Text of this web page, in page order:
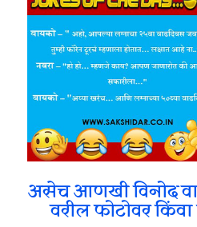
असेच आणखी विनोद
वरील फोटोवर